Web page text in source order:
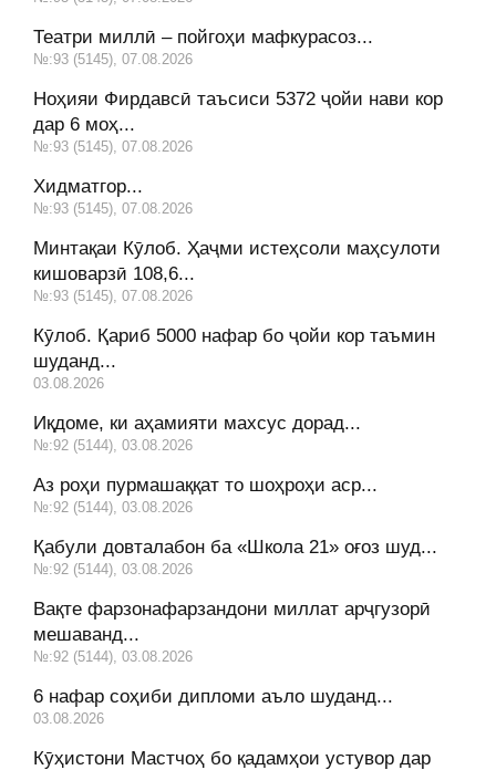
Театри миллӣ – пойгоҳи мафкурасоз...
№:93 (5145), 07.08.2026
Ноҳияи Фирдавсӣ таъсиси 5372 ҷойи нави кор
дар 6 моҳ...
№:93 (5145), 07.08.2026
Хидматгор...
№:93 (5145), 07.08.2026
Минтақаи Кӯлоб. Ҳаҷми истеҳсоли маҳсулоти
кишоварзӣ 108,6...
№:93 (5145), 07.08.2026
Кӯлоб. Қариб 5000 нафар бо ҷойи кор таъмин
шуданд...
03.08.2026
Иқдоме, ки аҳамияти махсус дорад...
№:92 (5144), 03.08.2026
Аз роҳи пурмашаққат то шоҳроҳи аср...
№:92 (5144), 03.08.2026
Қабули довталабон ба «Школа 21» оғоз шуд...
№:92 (5144), 03.08.2026
Вақте фарзонафарзандони миллат арҷгузорӣ
мешаванд...
№:92 (5144), 03.08.2026
6 нафар соҳиби дипломи аъло шуданд...
03.08.2026
Кӯҳистони Мастчоҳ бо қадамҳои устувор дар